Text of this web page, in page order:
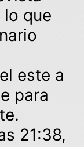
lo que
este a
para
21:38,